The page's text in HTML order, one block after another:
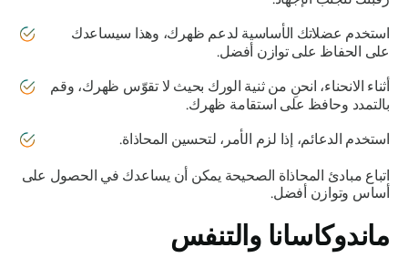
استخدم عضلاتك الأساسية لدعم ظهرك، وهذا سيساعدك
على الحفاظ على توازن أفضل.
أثناء الانحناء، انحنِ من ثنية الورك بحيث لا تقوّس ظهرك، وقم
بالتمدد وحافظ على استقامة ظهرك.
استخدم الدعائم، إذا لزم الأمر، لتحسين المحاذاة.
اتباع مبادئ المحاذاة الصحيحة يمكن أن يساعدك في الحصول على
أساس وتوازن أفضل.
ماندوكاساناوالتنفس